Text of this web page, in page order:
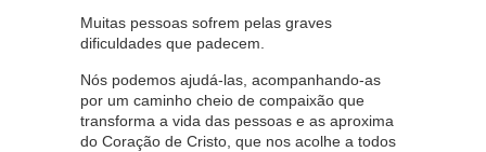
Muitas pessoas sofrem pelas graves
dificuldades que padecem.
Nós podemos ajudá-las, acompanhando-as
por um caminho cheio de compaixão que
transforma a vida das pessoas e as aproxima
do Coração de Cristo, que nos acolhe a todos